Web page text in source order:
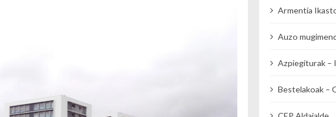
Armentia
Auzo
Azpiegiturak –
Bestelakoak –